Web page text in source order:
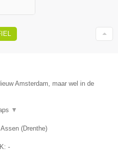
Amsterdam, maar wel in de
▼
Assen (Drenthe)
-